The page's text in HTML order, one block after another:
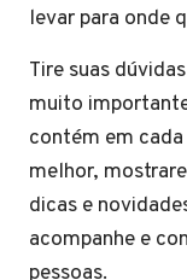
levar para onde
Tire suas
muito
contém em
melhor,
dicas e
acompanhe e
pessoas.